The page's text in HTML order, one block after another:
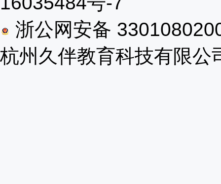
浙公网安备
杭州久伴教育科技有限公